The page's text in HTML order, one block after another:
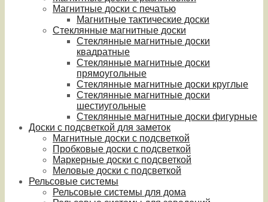
Магнитные доски с печатью
Магнитные тактические доски
Стеклянные магнитные доски
Стеклянные магнитные доски
квадратные
Стеклянные магнитные доски
прямоугольные
Стеклянные магнитные доски круглые
Стеклянные магнитные доски
шестиугольные
Стеклянные магнитные доски фигурные
Доски с подсветкой для заметок
Магнитные доски с подсветкой
Пробковые доски с подсветкой
Маркерные доски с подсветкой
Меловые доски с подсветкой
Рельсовые системы
Рельсовые системы для дома